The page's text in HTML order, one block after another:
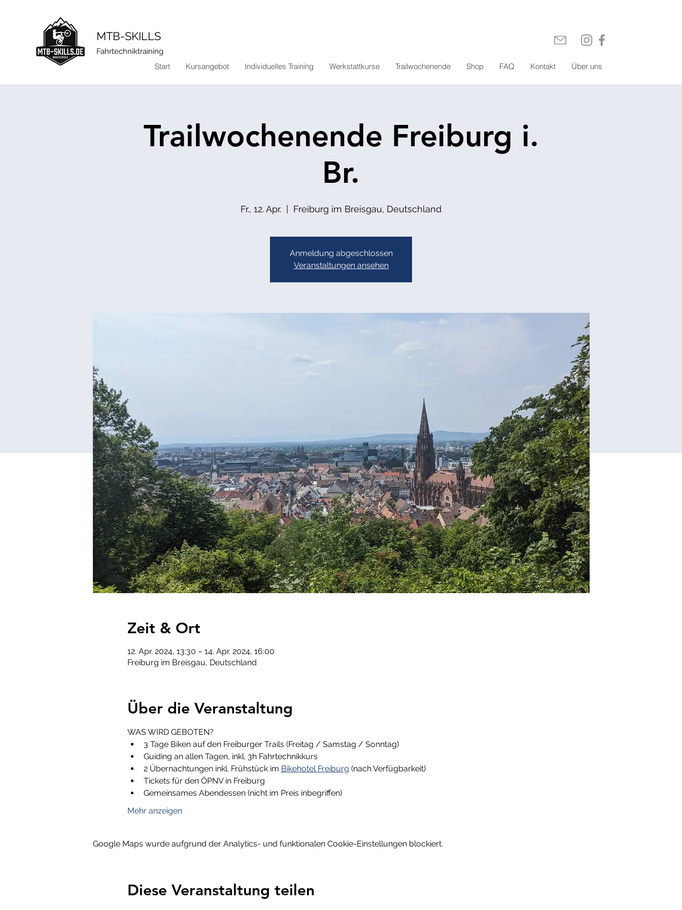
​MTB-SKILLS
Fahrtechniktraining
Start Kursangebot Individuelles Training Werkstattkurse Trailwochenende Shop FAQ Kontakt Über uns
Trailwochenende Freiburg i.
Br.
Fr., 12. Apr. Freiburg im Breisgau, Deutschland
Anmeldung abgeschlossen
Veranstaltungen ansehen
Zeit & Ort
12. Apr. 2024, 13:30 – 14. Apr. 2024, 16:00
Freiburg im Breisgau, Deutschland
Über die Veranstaltung
WAS WIRD GEBOTEN?
3 Tage Biken auf den Freiburger Trails (Freitag / Samstag / Sonntag)
Guiding an allen Tagen, inkl. 3h Fahrtechnikkurs
2 Übernachtungen inkl. Frühstück im Bikehotel Freiburg (nach Verfügbarkeit)
Tickets für den ÖPNV in Freiburg
Gemeinsames Abendessen (nicht im Preis inbegriffen)
Mehr anzeigen
Google Maps wurde aufgrund der Analytics- und funktionalen Cookie-Einstellungen blockiert.
Diese Veranstaltung teilen